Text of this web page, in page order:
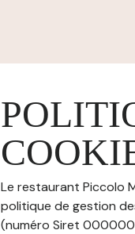
Le restaurant Piccolo
politique de gestion
(numéro Siret